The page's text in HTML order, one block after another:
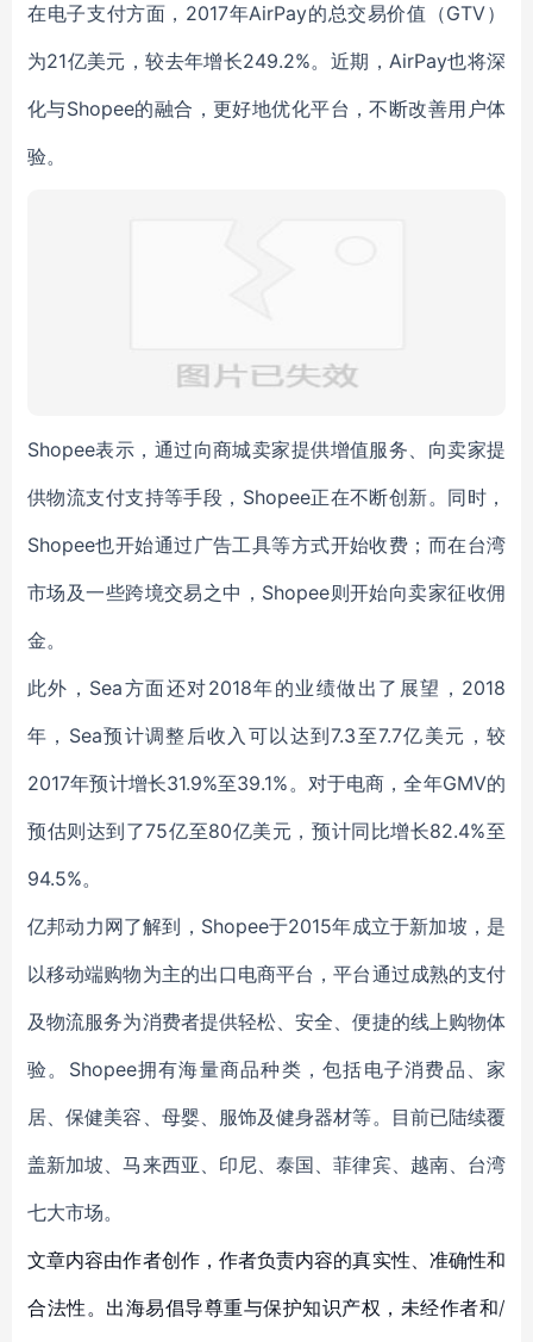
在电子支付方面，2017年AirPay的总交易价值（GTV）
为21亿美元，较去年增长249.2%。近期，AirPay也将深
化与Shopee的融合，更好地优化平台，不断改善用户体
验。
Shopee表示，通过向商城卖家提供增值服务、向卖家提
供物流支付支持等手段，Shopee正在不断创新。同时，
Shopee也开始通过广告工具等方式开始收费；而在台湾
市场及一些跨境交易之中，Shopee则开始向卖家征收佣
金。
此外，Sea方面还对2018年的业绩做出了展望，2018
年，Sea预计调整后收入可以达到7.3至7.7亿美元，较
2017年预计增长31.9%至39.1%。对于电商，全年GMV的
预估则达到了75亿至80亿美元，预计同比增长82.4%至
94.5%。
亿邦动力网了解到，Shopee于2015年成立于新加坡，是
以移动端购物为主的出口电商平台，平台通过成熟的支付
及物流服务为消费者提供轻松、安全、便捷的线上购物体
验。Shopee拥有海量商品种类，包括电子消费品、家
居、保健美容、母婴、服饰及健身器材等。目前已陆续覆
盖新加坡、马来西亚、印尼、泰国、菲律宾、越南、台湾
七大市场。
文章内容由作者创作，作者负责内容的真实性、准确性和
合法性。出海易倡导尊重与保护知识产权，未经作者和/